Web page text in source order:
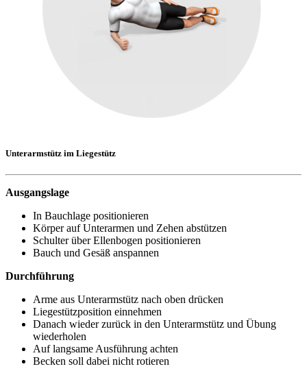
Unterarmstütz im Liegestütz
Ausgangslage
In Bauchlage positionieren
Körper auf Unterarmen und Zehen abstützen
Schulter über Ellenbogen positionieren
Bauch und Gesäß anspannen
Durchführung
Arme aus Unterarmstütz nach oben drücken
Liegestützposition einnehmen
Danach wieder zurück in den Unterarmstütz und Übung
wiederholen
Auf langsame Ausführung achten
Becken soll dabei nicht rotieren